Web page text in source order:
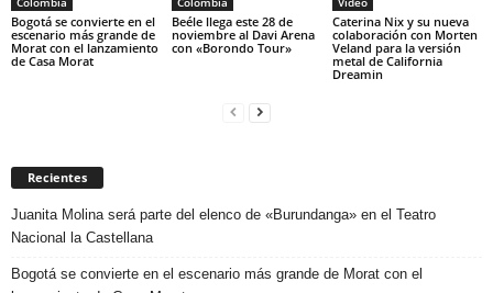
Bogotá se convierte en el
escenario más grande de
Morat con el lanzamiento
de Casa Morat
Beéle llega este 28 de
noviembre al Davi Arena
con «Borondo Tour»
Caterina Nix y su nueva
colaboración con Morten
Veland para la versión
metal de California
Dreamin
Recientes
Juanita Molina será parte del elenco de «Burundanga» en el Teatro
Nacional la Castellana
Bogotá se convierte en el escenario más grande de Morat con el